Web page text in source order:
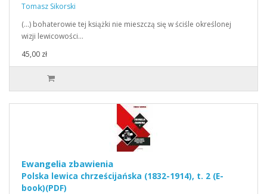
Tomasz Sikorski
(…) bohaterowie tej książki nie mieszczą się w ściśle określonej
wizji lewicowości…
45,00 zł
Ewangelia zbawienia
Polska lewica chrześcijańska (1832-1914), t. 2 (E-
book)(PDF)